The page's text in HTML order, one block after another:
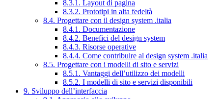
8.3.1. Layout di pagina
8.3.2. Prototipi in alta fedeltà
8.4. Progettare con il design system .italia
8.4.1. Documentazione
8.4.2. Benefici del design system
8.4.3. Risorse operative
8.4.4. Come contribuire al design system .italia
8.5. Progettare con i modelli di sito e servizi
8.5.1. Vantaggi dell’utilizzo dei modelli
8.5.2. I modelli di sito e servizi disponibili
9. Sviluppo dell’interfaccia